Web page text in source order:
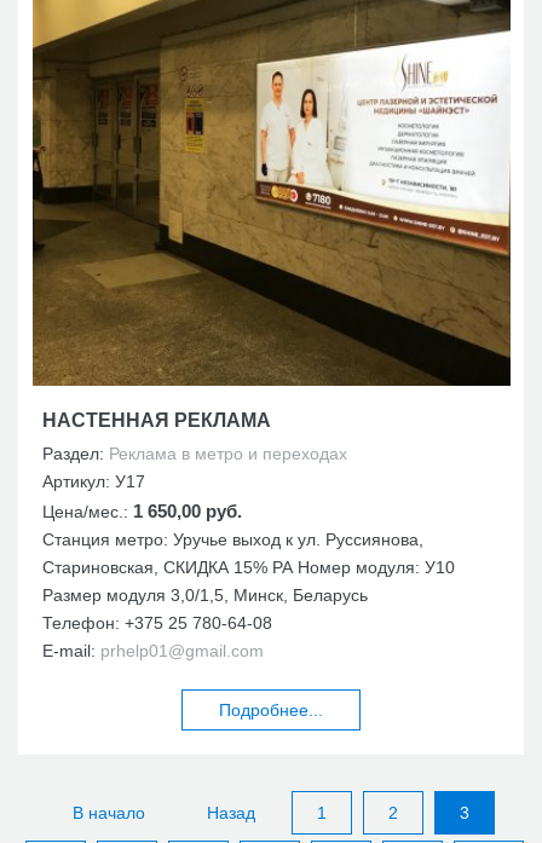
НАСТЕННАЯ РЕКЛАМА
Раздел: Реклама в метро и переходах
Артикул: У17
Цена/мес.: 1 650,00 руб.
Станция метро: Уручье выход к ул. Руссиянова,
Стариновская, СКИДКА 15% РА Номер модуля: У10
Размер модуля 3,0/1,5, Минск, Беларусь
Телефон: +375 25 780-64-08
E-mail: prhelp01@gmail.com
Подробнее...
В начало Назад 1 2 3